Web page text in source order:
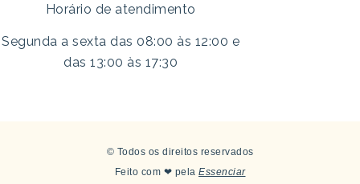
Horário de atendimento
Segunda a sexta das 08:00 às 12:00 e
das 13:00 às 17:30
© Todos os direitos reservados
Feito com ❤ pela Essenciar